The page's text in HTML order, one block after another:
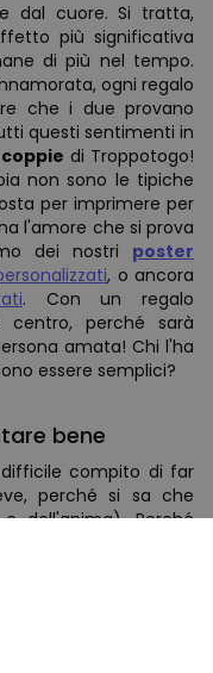
dal cuore. Si tratta,
più significativa
di più nel tempo.
ogni regalo
che i due provano
questi sentimenti in
di Troppotogo!
non sono le tipiche
per imprimere per
l'amore che si prova
dei nostri poster
, o ancora
. Con un regalo
perché sarà
amata! Chi l'ha
essere semplici?
bene
compito di far
perché si sa che
dell'anima). Perché